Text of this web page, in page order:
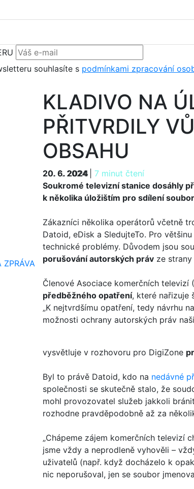
souhlasíte s podmínkami zpracování
ZPRÁVA
KLADIVO NA
PŘITVRDILY
OBSAHU
20. 6. 2024 7 minut čtení
20. 6. 2024
Soukromé televizní stanice dosáhly
k několika úložištím pro sdílení
Zákazníci několika operátorů včetně
Datoid, eDisk a SledujteTo. Pro
technické problémy. Důvodem jsou
porušování autorských práv ze
Členové Asociace komerčních televizí
předběžného opatření, které nařizuje
„K nejtvrdšímu opatření, tedy návrhu
možnosti ochrany autorských práv
vysvětluje v rozhovoru pro DigiZone
Byl to právě Datoid, kdo na nedávné
společnosti se skutečně stalo, že
mohl provozovatel služeb jakkoli
rozhodne pravděpodobně až za
„Chápeme zájem komerčních televizí
jsme vždy a neprodleně vyhověli –
uživatelů (např. když docházelo k
nic neporušoval, jen se soubor